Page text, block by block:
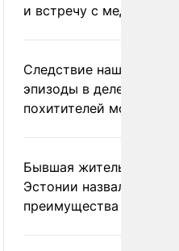
и встречу с медведем
Следствие нашло
эпизоды в деле
похитителей москвичек
Бывшая жительница
Эстонии назвала
преимущества России